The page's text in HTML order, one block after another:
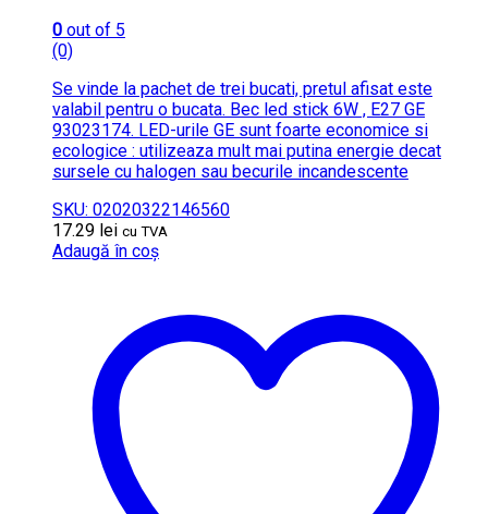
0 out of 5
(0)
Se vinde la pachet de trei bucati, pretul afisat este
valabil pentru o bucata. Bec led stick 6W , E27 GE
93023174. LED-urile GE sunt foarte economice si
ecologice : utilizeaza mult mai putina energie decat
sursele cu halogen sau becurile incandescente
SKU: 02020322146560
17.29 lei cu TVA
Adaugă în coș